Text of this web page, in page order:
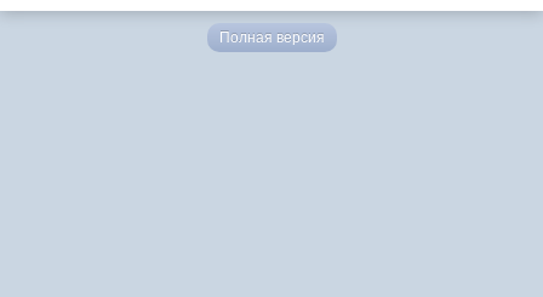
Полная версия